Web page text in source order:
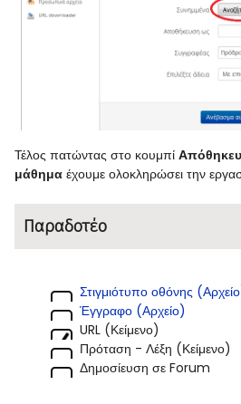
Τέλος πατώντας στο κουμπί
μάθημα έχουμε ολοκληρώσει
Παραδοτέο
Στιγμιότυπο οθόνης
Έγγραφο (Αρχείο)
URL (Κείμενο)
Πρόταση - Λέξη (Κείμενο)
Δημοσίευση σε Forum